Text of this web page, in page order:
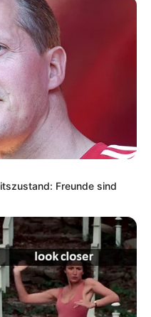
Freunde sind